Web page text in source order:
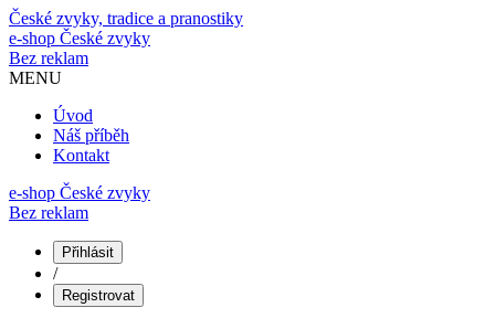
České zvyky, tradice a pranostiky
e-shop České zvyky
Bez reklam
MENU
Úvod
Náš příběh
Kontakt
e-shop České zvyky
Bez reklam
Přihlásit
/
Registrovat